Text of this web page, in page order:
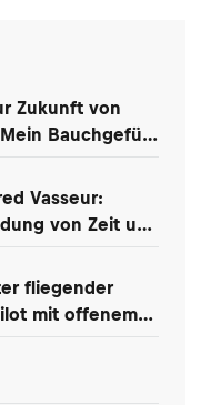
Zukunft von
Bauchgefühl
Vasseur:
von Zeit und
fliegender
mit offenem